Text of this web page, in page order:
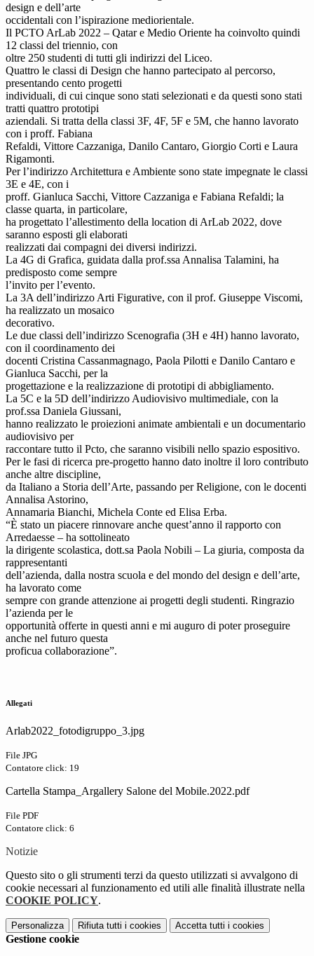
design e dell’arte
occidentali con l’ispirazione mediorientale.
Il PCTO ArLab 2022 – Qatar e Medio Oriente ha coinvolto quindi
12 classi del triennio, con
oltre 250 studenti di tutti gli indirizzi del Liceo.
Quattro le classi di Design che hanno partecipato al percorso,
presentando cento progetti
individuali, di cui cinque sono stati selezionati e da questi sono stati
tratti quattro prototipi
aziendali. Si tratta della classi 3F, 4F, 5F e 5M, che hanno lavorato
con i proff. Fabiana
Refaldi, Vittore Cazzaniga, Danilo Cantaro, Giorgio Corti e Laura
Rigamonti.
Per l’indirizzo Architettura e Ambiente sono state impegnate le classi
3E e 4E, con i
proff. Gianluca Sacchi, Vittore Cazzaniga e Fabiana Refaldi; la
classe quarta, in particolare,
ha progettato l’allestimento della location di ArLab 2022, dove
saranno esposti gli elaborati
realizzati dai compagni dei diversi indirizzi.
La 4G di Grafica, guidata dalla prof.ssa Annalisa Talamini, ha
predisposto come sempre
l’invito per l’evento.
La 3A dell’indirizzo Arti Figurative, con il prof. Giuseppe Viscomi,
ha realizzato un mosaico
decorativo.
Le due classi dell’indirizzo Scenografia (3H e 4H) hanno lavorato,
con il coordinamento dei
docenti Cristina Cassanmagnago, Paola Pilotti e Danilo Cantaro e
Gianluca Sacchi, per la
progettazione e la realizzazione di prototipi di abbigliamento.
La 5C e la 5D dell’indirizzo Audiovisivo multimediale, con la
prof.ssa Daniela Giussani,
hanno realizzato le proiezioni animate ambientali e un documentario
audiovisivo per
raccontare tutto il Pcto, che saranno visibili nello spazio espositivo.
Per le fasi di ricerca pre-progetto hanno dato inoltre il loro contributo
anche altre discipline,
da Italiano a Storia dell’Arte, passando per Religione, con le docenti
Annalisa Astorino,
Annamaria Bianchi, Michela Conte ed Elisa Erba.
“È stato un piacere rinnovare anche quest’anno il rapporto con
Arredaesse – ha sottolineato
la dirigente scolastica, dott.sa Paola Nobili – La giuria, composta da
rappresentanti
dell’azienda, dalla nostra scuola e del mondo del design e dell’arte,
ha lavorato come
sempre con grande attenzione ai progetti degli studenti. Ringrazio
l’azienda per le
opportunità offerte in questi anni e mi auguro di poter proseguire
anche nel futuro questa
proficua collaborazione”.
Allegati
Arlab2022_fotodigruppo_3.jpg
File JPG
Contatore click: 19
Cartella Stampa_Argallery Salone del Mobile.2022.pdf
File PDF
Contatore click: 6
Notizie
Questo sito o gli strumenti terzi da questo utilizzati si avvalgono di
cookie necessari al funzionamento ed utili alle finalità illustrate nella
COOKIE POLICY.
Personalizza Rifiuta tutti i cookies Accetta tutti i cookies
Gestione cookie